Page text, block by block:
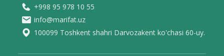
+998 95 978 10 55
info@marifat.uz
100099 Toshkent shahri Darvozakent ko'chasi 60-uy.